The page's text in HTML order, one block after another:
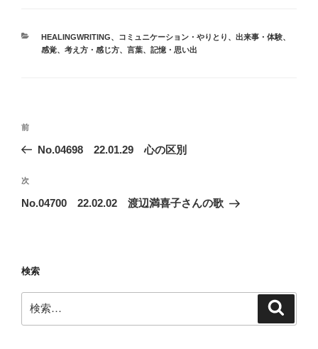
カ
テ
HEALINGWRITING、 コミュニケーション・やりとり 、 出来事・体験、
感覚、 考え方・感じ方、 言葉、 記憶・思い出
投
ビ
ゲ
ン
前
の
稿
前
No.04698 22.01.29 心の区別
次
の
次
No.04700 22.02.02 渡辺満喜子さんの歌
検索
索: